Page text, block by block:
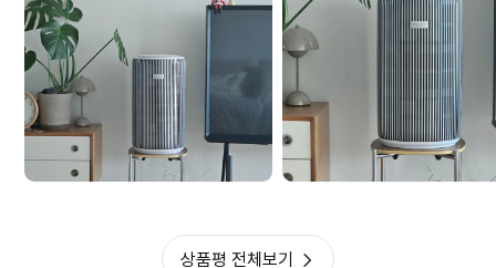
또, 소음이 거의 없어서 고양이가 민감하게 반응하지 않아 너무 좋아요.
우리 집 고양이는 작은 소리에도 신경 쓰는 편인데, 최대 세기로 작동해도
아무렇지 않게
낮잠을 자더라고요. 낮에는 주로 거실에 두고 사용하고,
이 제품은 최대 135 m 공간까지 공기 정화를 해준다고 해서
이럴 때는 공기청정기가 선택이 아니라 필수인 것 같아요
이번에 데려온 필립스 공청기는 일단 디자인이 너무 예뻐요!!
매일 집안 한가운데 꺼내놓아야 하는 가전이라서
사실 디자인도 무시할 수 없는데, 크기도 적당하고
동글동글한 디자인이 제법 귀여워서 마음에 들어요^^
그리고 소음도 거의 없어서 밤에 틀고 자도
전혀 신경 쓰이지 않을 정도!!
저소음 설계로 만들어져서 소음은 거의 없으니
이보다 더 좋을 수 있을까요 )상품평 전체보기